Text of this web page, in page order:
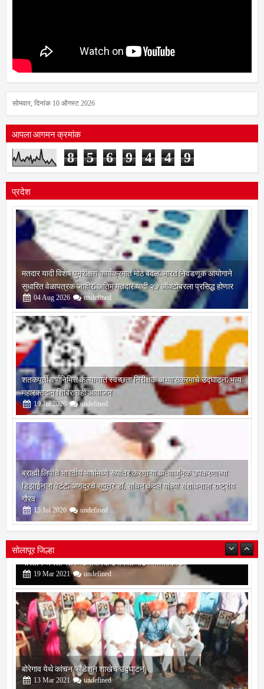
सोमवार, दिनांक 10 ऑगस्ट 2026
आपला आगमन क्रमांक
8 5 6 9 4 4 9
प्रदेश
मतदार यादी विशेष पुनरीक्षण कार्यक्रमात मोठे बदल; भारत निवडणूक आयोगाने
सुधारित वेळापत्रक जाहीर; अंतिम मतदार यादी २७ ऑक्टोबरला प्रसिद्ध होणार
04Aug 2026 undefined
शतकपूर्ती वर्षानिमित्त कल्याणात स्वच्छता निरीक्षक अभ्यासक्रमाचे उद्घाटन; भव्य
महारक्तदान शिबिराचेही आयोजन
19 Jul 2026 undefined
ब्राह्मी लिपीचे भारतीय भाषांमध्ये रूपांतर करणाऱ्या अत्याधुनिक उपकरणाच्या
डिझाईनला पेटंट; अणदूरचे सुपुत्र डॉ. सचिन कंदले यांच्या संशोधनाला राष्ट्रीय
गौरव
15 Jul 2026 undefined
सोलापूर जिल्हा
बोरेगाव येथे कांचन फौंडेशन शाखेचे उद्घाटन
13 Mar 2021 undefined